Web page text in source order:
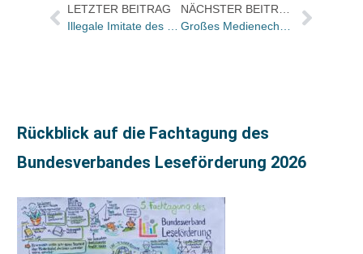
LETZTER BEITRAG
Illegale Imitate des E-Book-Reader „Kindle“ im Internet verfügbar
NÄCHSTER BEITRAG
Großes Medienecho für „Der Gucci-Krieg“ – BILD und RTL berichten!
Rückblick auf die Fachtagung des
Bundesverbandes Leseförderung 2026